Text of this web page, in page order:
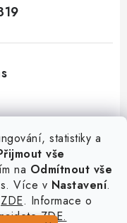
statistiky a
vše
na Odmítnout vše
Více v Nastavení.
ZDE. Informace o
ZDE.